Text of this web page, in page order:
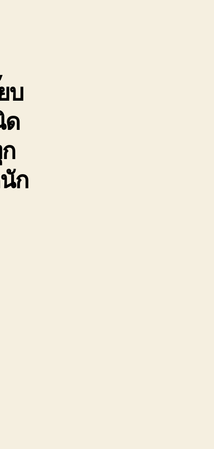
นัก
ก
0818900005
บ
ด
ก